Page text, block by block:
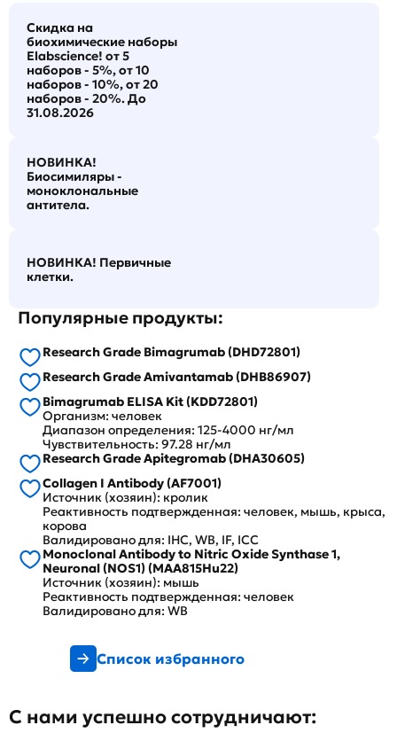
Скидка на
биохимические наборы
Elabscience! от 5
наборов - 5%, от 10
наборов - 10%, от 20
наборов - 20%. До
31.08.2026
НОВИНКА!
Биосимиляры -
моноклональные
антитела.
НОВИНКА! Первичные
клетки.
Популярные продукты:
Research Grade Bimagrumab (DHD72801)
Research Grade Amivantamab (DHB86907)
Bimagrumab ELISA Kit (KDD72801)
Организм: человек
Диапазон определения: 125-4000 нг/мл
Чувствительность: 97.28 нг/мл
Research Grade Apitegromab (DHA30605)
Collagen I Antibody (AF7001)
Источник (хозяин): кролик
Реактивность подтвержденная: человек, мышь, крыса,
корова
Валидировано для: IHC, WB, IF, ICC
Monoclonal Antibody to Nitric Oxide Synthase 1,
Neuronal (NOS1) (MAA815Hu22)
Источник (хозяин): мышь
Реактивность подтвержденная: человек
Валидировано для: WB
Список избранного
С нами успешно сотрудничают: